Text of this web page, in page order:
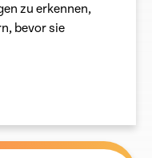
zu erkennen,
bevor sie